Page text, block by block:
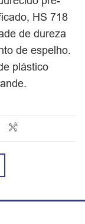
HS 718
de dureza
de espelho.
plástico
